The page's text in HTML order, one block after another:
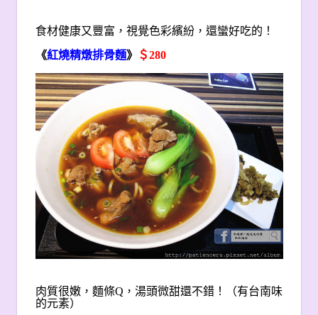
食材健康又豐富，視覺色彩繽紛，還蠻好吃的！
《紅燒精燉排骨麵》 ＄280
肉質很嫩，麵條Q，湯頭微甜還不錯！（有台南味
的元素）